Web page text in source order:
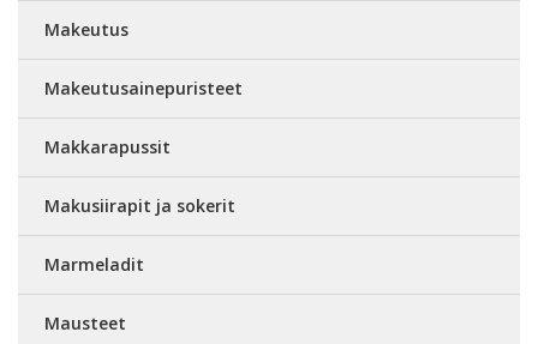
Makeutus
Makeutusainepuristeet
Makkarapussit
Makusiirapit ja sokerit
Marmeladit
Mausteet